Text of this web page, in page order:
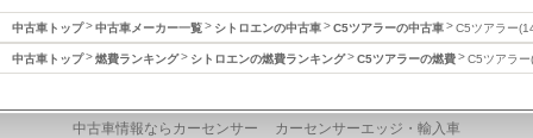
中古車トップ 中古車メーカー一覧 シトロエンの中古車 C5ツアラーの中古車 C5ツアラー
中古車トップ 燃費ランキング シトロエンの燃費ランキング C5ツアラーの燃費 C5ツアラ
中古車情報ならカーセンサー
カーセンサーエッジ・輸入車